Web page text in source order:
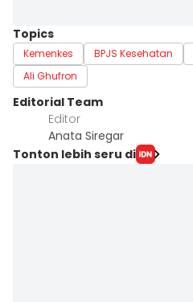
Topics
Kemenkes BPJS Kesehatan
Ali Ghufron
Editorial Team
Editor
Anata Siregar
Tonton lebih seru di